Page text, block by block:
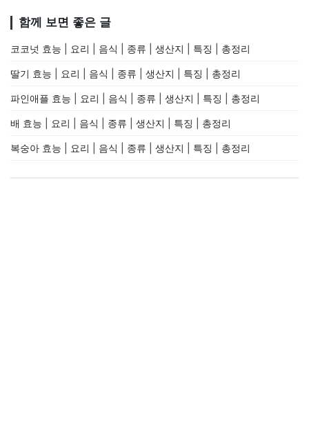
함께 보면 좋은 글
코코넛 효능 | 요리 | 음식 | 종류 | 생산지 | 특징 | 총정리
딸기 효능 | 요리 | 음식 | 종류 | 생산지 | 특징 | 총정리
파인애플 효능 | 요리 | 음식 | 종류 | 생산지 | 특징 | 총정리
배 효능 | 요리 | 음식 | 종류 | 생산지 | 특징 | 총정리
복숭아 효능 | 요리 | 음식 | 종류 | 생산지 | 특징 | 총정리